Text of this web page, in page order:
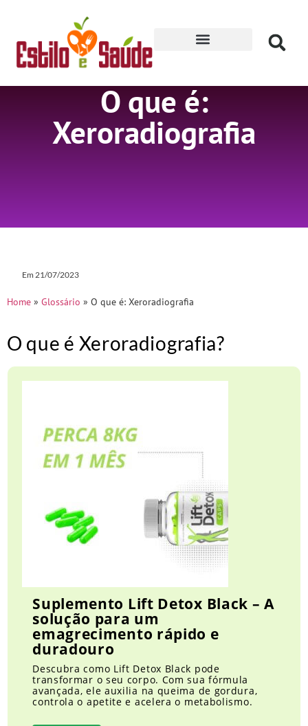
O que é:
Xeroradiografia
Em 21/07/2023
Home » Glossário » O que é: Xeroradiografia
O que é Xeroradiografia?
Suplemento Lift Detox Black – A
solução para um
emagrecimento rápido e
duradouro
Descubra como Lift Detox Black pode
transformar o seu corpo. Com sua fórmula
avançada, ele auxilia na queima de gordura,
controla o apetite e acelera o metabolismo.